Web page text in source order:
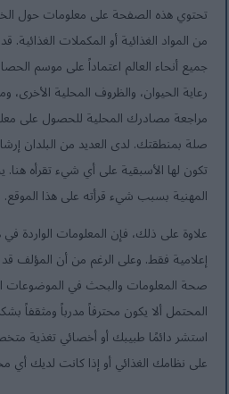
تحتوي هذه الصفحة على معلومات حول
من المواد الغذائية أو المكملات
جميع أنحاء العالم اعتماداً على موسم
رعاية الحيوان، والظروف المحلية الأخرى،
مراجعة مصادرك المحلية للحصول على
صلة بمنطقتك. لدى العديد من البلدان
تكون لها الأسبقية على أي شيء تقرأه هنا.
المهنية بسبب شيء قرأته على هذا الموقع.
علاوة على ذلك، فإن المعلومات الواردة
إعلامية فقط. وعلى الرغم من أن المؤلف
صحة المعلومات والبحث في الموضوعات
المحتمل ألا يكون محترفاً مدرباً ومثقفاً
استشر دائمًا طبيبك أو أخصائي تغذية
على نظامك الغذائي أو إذا كانت لديك